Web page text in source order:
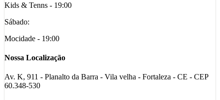
Kids & Tenns - 19:00
Sábado:
Mocidade - 19:00
Nossa Localização
Av. K, 911 - Planalto da Barra - Vila velha - Fortaleza - CE - CEP
60.348-530